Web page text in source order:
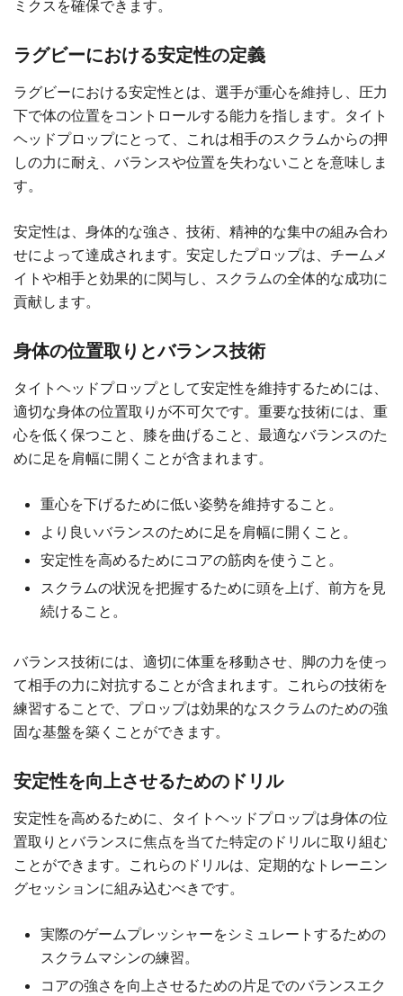
ミクスを確保できます。
ラグビーにおける安定性の定義
ラグビーにおける安定性とは、選手が重心を維持し、圧力
下で体の位置をコントロールする能力を指します。タイト
ヘッドプロップにとって、これは相手のスクラムからの押
しの力に耐え、バランスや位置を失わないことを意味しま
す。
安定性は、身体的な強さ、技術、精神的な集中の組み合わ
せによって達成されます。安定したプロップは、チームメ
イトや相手と効果的に関与し、スクラムの全体的な成功に
貢献します。
身体の位置取りとバランス技術
タイトヘッドプロップとして安定性を維持するためには、
適切な身体の位置取りが不可欠です。重要な技術には、重
心を低く保つこと、膝を曲げること、最適なバランスのた
めに足を肩幅に開くことが含まれます。
重心を下げるために低い姿勢を維持すること。
より良いバランスのために足を肩幅に開くこと。
安定性を高めるためにコアの筋肉を使うこと。
スクラムの状況を把握するために頭を上げ、前方を見
続けること。
バランス技術には、適切に体重を移動させ、脚の力を使っ
て相手の力に対抗することが含まれます。これらの技術を
練習することで、プロップは効果的なスクラムのための強
固な基盤を築くことができます。
安定性を向上させるためのドリル
安定性を高めるために、タイトヘッドプロップは身体の位
置取りとバランスに焦点を当てた特定のドリルに取り組む
ことができます。これらのドリルは、定期的なトレーニン
グセッションに組み込むべきです。
実際のゲームプレッシャーをシミュレートするための
スクラムマシンの練習。
コアの強さを向上させるための片足でのバランスエク